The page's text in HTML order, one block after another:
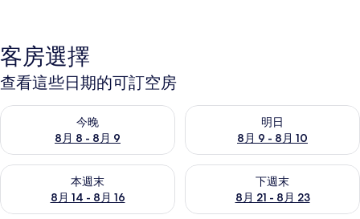
客房選擇
查看這些日期的可訂空房
今晚
8月 8 - 8月 9
查看今晚 8月 8 - 8月 9的可訂空房
明日
8月 9 - 8月 10
查看明日 8月 9 - 8月 10的可訂
本週末
8月 14 - 8月 16
查看本週末 8月 14 - 8月 16的可訂空房
下週末
8月 21 - 8月 23
查看下週末 8月 21 - 8月 23的